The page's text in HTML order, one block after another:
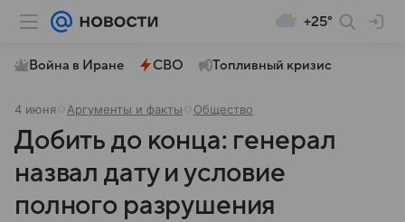
+25°
Война в Иране СВО Топливный кризис
4 июня Аргументы и факты Общество
Добить до конца: генерал
назвал дату и условие
полного разрушения